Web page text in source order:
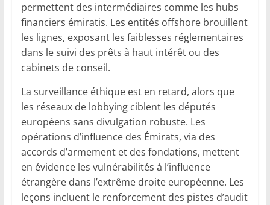
permettent des intermédiaires comme les hubs
financiers émiratis. Les entités offshore brouillent
les lignes, exposant les faiblesses réglementaires
dans le suivi des prêts à haut intérêt ou des
cabinets de conseil.
La surveillance éthique est en retard, alors que
les réseaux de lobbying ciblent les députés
européens sans divulgation robuste. Les
opérations d’influence des Émirats, via des
accords d’armement et des fondations, mettent
en évidence les vulnérabilités à l’influence
étrangère dans l’extrême droite européenne. Les
leçons incluent le renforcement des pistes d’audit